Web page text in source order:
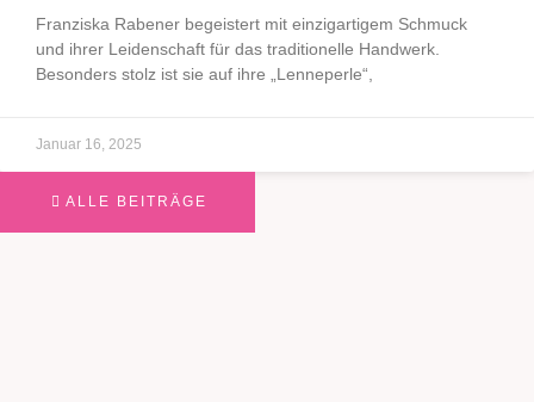
Franziska Rabener begeistert mit einzigartigem Schmuck
und ihrer Leidenschaft für das traditionelle Handwerk.
Besonders stolz ist sie auf ihre „Lenneperle“,
Januar 16, 2025
ALLE BEITRÄGE